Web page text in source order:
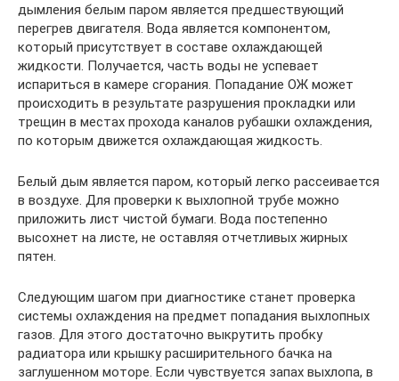
дымления белым паром является предшествующий
перегрев двигателя. Вода является компонентом,
который присутствует в составе охлаждающей
жидкости. Получается, часть воды не успевает
испариться в камере сгорания. Попадание ОЖ может
происходить в результате разрушения прокладки или
трещин в местах прохода каналов рубашки охлаждения,
по которым движется охлаждающая жидкость.
Белый дым является паром, который легко рассеивается
в воздухе. Для проверки к выхлопной трубе можно
приложить лист чистой бумаги. Вода постепенно
высохнет на листе, не оставляя отчетливых жирных
пятен.
Следующим шагом при диагностике станет проверка
системы охлаждения на предмет попадания выхлопных
газов. Для этого достаточно выкрутить пробку
радиатора или крышку расширительного бачка на
заглушенном моторе. Если чувствуется запах выхлопа, в